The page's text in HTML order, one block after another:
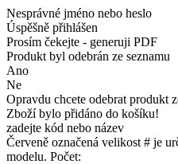
Nesprávné jméno nebo heslo
Úspěšně přihlášen
Prosím čekejte - generuji PDF
Produkt byl odebrán ze seznamu
Ano
Ne
Opravdu chcete odebrat produkt
Zboží bylo přidáno do košíku!
zadejte kód nebo název
Červeně označená velikost # je
modelu. Počet: